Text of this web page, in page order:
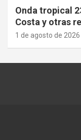
Onda tropical
Costa y otras
1 de agosto de 2026